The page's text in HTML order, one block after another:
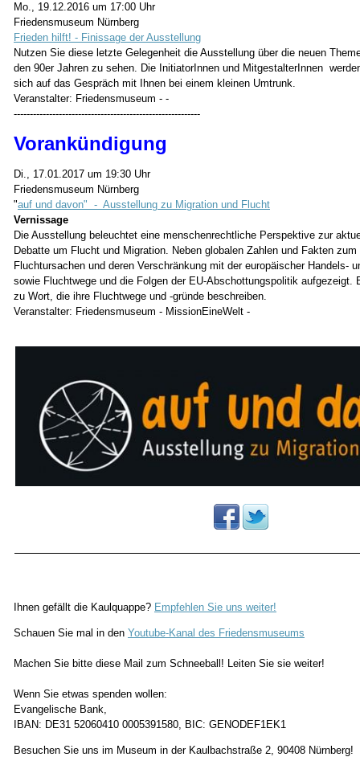
Mo., 19.12.2016 um 17:00 Uhr
Friedensmuseum Nürnberg
Frieden hilft! - Finissage der Ausstellung
Nutzen Sie diese letzte Gelegenheit die Ausstellung über die neuen
den 90er Jahren zu sehen. Die InitiatorInnen und MitgestalterInnen
sich auf das Gespräch mit Ihnen bei einem kleinen Umtrunk.
Veranstalter: Friedensmuseum - -
----------------------------------------------------------
Vorankündigung
Di., 17.01.2017 um 19:30 Uhr
Friedensmuseum Nürnberg
"auf und davon" - Ausstellung zu Migration und Flucht
Vernissage
Die Ausstellung beleuchtet eine menschenrechtliche Perspektive zur
Debatte um Flucht und Migration. Neben globalen Zahlen und Fakten zum
Fluchtursachen und deren Verschränkung mit der europäischer Handels-
sowie Fluchtwege und die Folgen der EU-Abschottungspolitik aufgezeigt.
zu Wort, die ihre Fluchtwege und -gründe beschreiben.
Veranstalter: Friedensmuseum - MissionEineWelt -
Ihnen gefällt die Kaulquappe? Empfehlen Sie uns weiter!
Schauen Sie mal in den Youtube-Kanal des Friedensmuseums
Machen Sie bitte diese Mail zum Schneeball! Leiten Sie sie weiter!
Wenn Sie etwas spenden wollen:
Evangelische Bank,
IBAN: DE31 52060410 0005391580, BIC: GENODEF1EK1
Besuchen Sie uns im Museum in der Kaulbachstraße 2, 90408 Nürnberg!